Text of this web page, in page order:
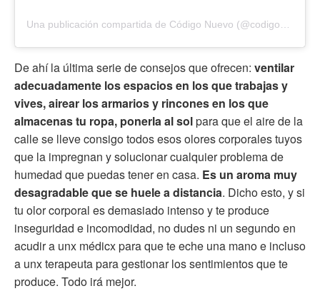
De ahí la última serie de consejos que ofrecen: ventilar
adecuadamente los espacios en los que trabajas y
vives, airear los armarios y rincones en los que
almacenas tu ropa, ponerla al solpara que el aire de la
calle se lleve consigo todos esos olores corporales tuyos
que la impregnan y solucionar cualquier problema de
humedad que puedas tener en casa. Es un aroma muy
desagradable que se huele a distancia. Dicho esto, y si
tu olor corporal es demasiado intenso y te produce
inseguridad e incomodidad, no dudes ni un segundo en
acudir a unx médicx para que te eche una mano e incluso
a unx terapeuta para gestionar los sentimientos que te
produce. Todo irá mejor.